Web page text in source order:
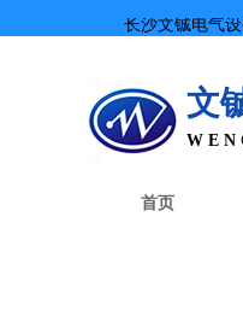
长沙文铖电气
文
W E N
首页